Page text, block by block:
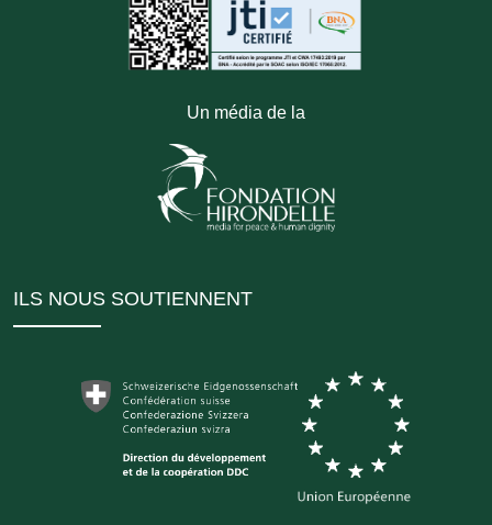
Un média de la
ILS NOUS SOUTIENNENT